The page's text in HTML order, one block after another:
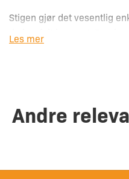
Stigen gjør det vesentlig
en person som ligger i
– Dimensjoner brettet: 38
– Dimensjoner utbrettet:
– Laget av slitesterkt stoff
Les mer
Andre